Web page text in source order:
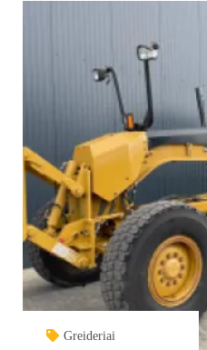
Greideriai